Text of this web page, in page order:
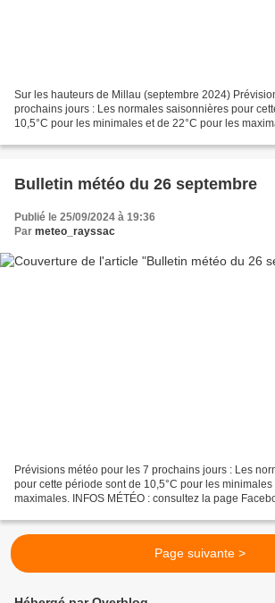
Sur les hauteurs de Millau (septembre 2024)
prochains jours : Les normales saisonnières pour
10,5°C pour les minimales et de 22°C pour les
Bulletin météo du 26 septembre
Publié le 25/09/2024 à 19:36
Par meteo_rayssac
Prévisions météo pour les 7 prochains jours : Les
pour cette période sont de 10,5°C pour les
maximales. INFOS MÉTÉO : consultez la page
Page suivante >